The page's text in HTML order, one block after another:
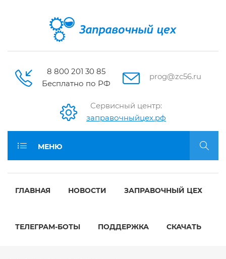
8 800 201 30 85
Бесплатно по РФ
prog@zc56.ru
Сервисный центр:
заправочныйцех.рф
МЕНЮ
ГЛАВНАЯ НОВОСТИ ЗАПРАВОЧНЫЙ ЦЕХ
ТЕЛЕГРАМ-БОТЫ ПОДДЕРЖКА СКАЧАТЬ